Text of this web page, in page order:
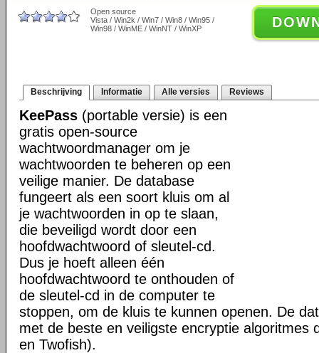
Open source
Vista / Win2k / Win7 / Win8 / Win95 /
Win98 / WinME / WinNT / WinXP
Beschrijving Informatie Alle versies Reviews
KeePass (portable versie) is een
gratis open-source
wachtwoordmanager om je
wachtwoorden te beheren op een
veilige manier. De database
fungeert als een soort kluis om al
je wachtwoorden in op te slaan,
die beveiligd wordt door een
hoofdwachtwoord of sleutel-cd.
Dus je hoeft alleen één
hoofdwachtwoord te onthouden of
de sleutel-cd in de computer te
stoppen, om de kluis te kunnen openen. De
met de beste en veiligste encryptie algoritmes
en Twofish).